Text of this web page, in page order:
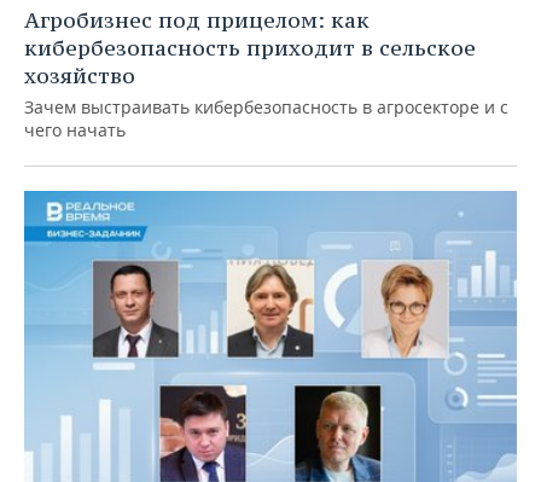
Агробизнес под прицелом: как
кибербезопасность приходит в сельское
хозяйство
Зачем выстраивать кибербезопасность в агросекторе и с
чего начать